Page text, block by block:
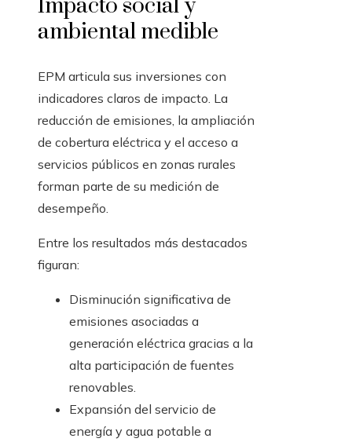
Impacto social y
ambiental medible
EPM articula sus inversiones con
indicadores claros de impacto. La
reducción de emisiones, la ampliación
de cobertura eléctrica y el acceso a
servicios públicos en zonas rurales
forman parte de su medición de
desempeño.
Entre los resultados más destacados
figuran:
Disminución significativa de
emisiones asociadas a
generación eléctrica gracias a la
alta participación de fuentes
renovables.
Expansión del servicio de
energía y agua potable a